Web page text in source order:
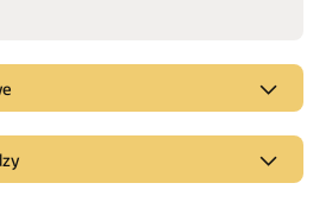
OSS w erze 5G